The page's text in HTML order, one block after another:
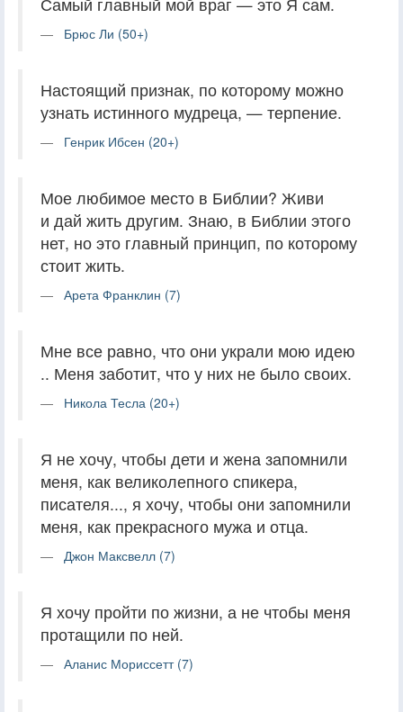
Брюс Ли (50+)
Настоящий признак, по которому можно
узнать истинного мудреца, — терпение.
Генрик Ибсен (20+)
Мое любимое место в Библии? Живи
и дай жить другим. Знаю, в Библии этого
нет, но это главный принцип, по которому
стоит жить.
Арета Франклин (7)
Мне все равно, что они украли мою идею
.. Меня заботит, что у них не было своих.
Никола Тесла (20+)
Я не хочу, чтобы дети и жена запомнили
меня, как великолепного спикера,
писателя..., я хочу, чтобы они запомнили
меня, как прекрасного мужа и отца.
Джон Максвелл (7)
Я хочу пройти по жизни, а не чтобы меня
протащили по ней.
Аланис Мориссетт (7)